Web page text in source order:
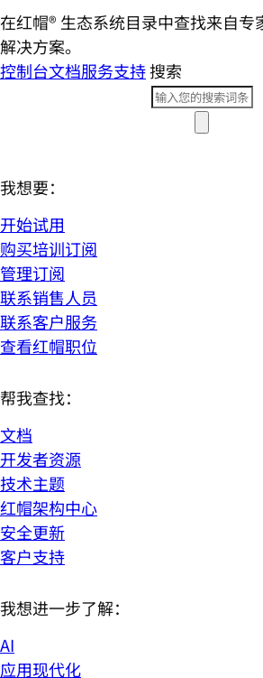
在红帽® 生态系统目录中查找来自专
解决方案。
控制台文档服务支持搜索
我想要：
开始试用
购买培训订阅
管理订阅
联系销售人员
联系客户服务
查看红帽职位
帮我查找：
文档
开发者资源
技术主题
红帽架构中心
安全更新
客户支持
我想进一步了解：
AI
应用现代化